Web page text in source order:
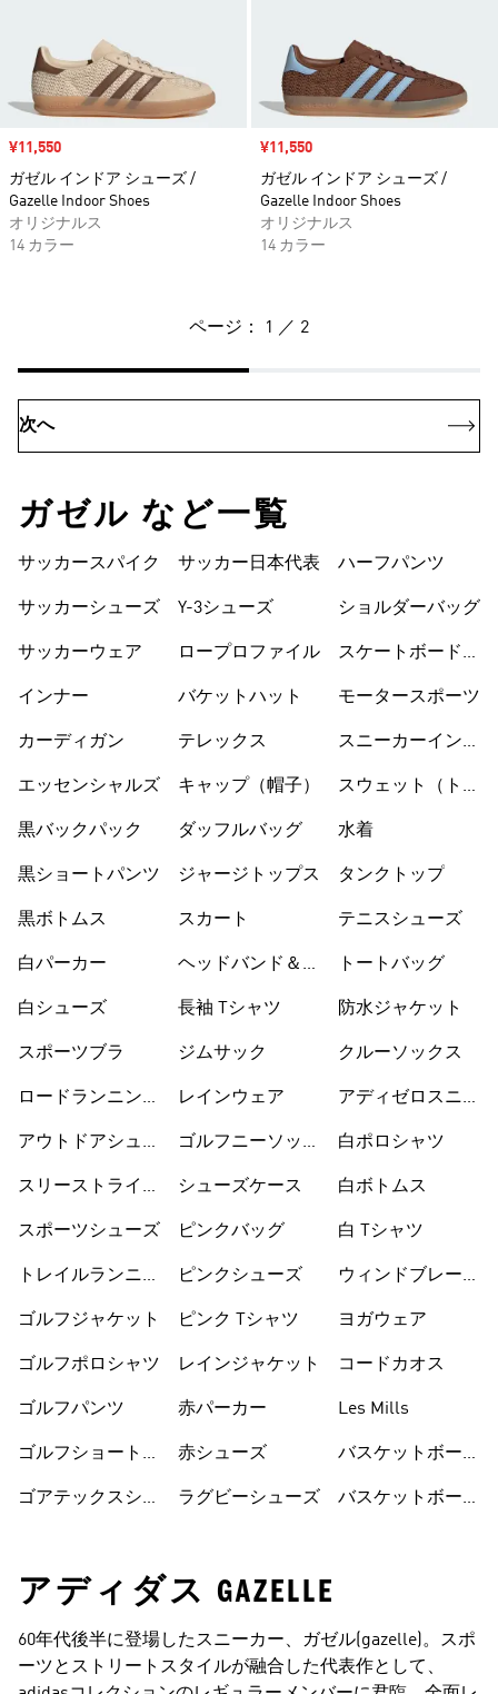
セール価格
¥11,550
ガゼル インドア シューズ /
Gazelle Indoor Shoes
オリジナルス
14 カラー
セール価格
¥11,550
ガゼル インドア シューズ /
Gazelle Indoor Shoes
オリジナルス
14 カラー
ページ： 1 ／ 2
次へ
ガゼル など一覧
サッカースパイク
サッカーシューズ
サッカーウェア
インナー
カーディガン
エッセンシャルズ
黒バックパック
黒ショートパンツ
黒ボトムス
白パーカー
白シューズ
スポーツブラ
ロードランニング
アウトドアシュー
スリーストライプ
スポーツシューズ
トレイルランニン
ゴルフジャケット
ゴルフポロシャツ
ゴルフパンツ
ゴルフショートパ
ゴアテックスシュ
サッカー日本代表
Y-3シューズ
ロープロファイル
バケットハット
テレックス
キャップ（帽子）
ダッフルバッグ
ジャージトップス
スカート
ヘッドバンド＆バ
長袖 Tシャツ
ジムサック
レインウェア
ゴルフニーソック
シューズケース
ピンクバッグ
ピンクシューズ
ピンク Tシャツ
レインジャケット
赤パーカー
赤シューズ
ラグビーシューズ
ハーフパンツ
ショルダーバッグ
スケートボードシ
モータースポーツ
スニーカーインソ
スウェット（トレ
水着
タンクトップ
テニスシューズ
トートバッグ
防水ジャケット
クルーソックス
アディゼロスニー
白ポロシャツ
白ボトムス
白 Tシャツ
ウィンドブレーカ
ヨガウェア
コードカオス
Les Mills
バスケットボール
バスケットボール
アディダス GAZELLE
60年代後半に登場したスニーカー、ガゼル(gazelle)。スポ
ーツとストリートスタイルが融合した代表作として、